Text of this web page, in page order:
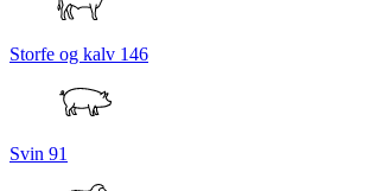
Storfe og kalv 146
Svin 91